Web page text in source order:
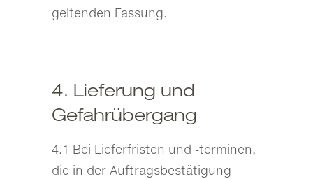
geltenden Fassung.
4. Lieferung und
Gefahrübergang
4.1 Bei Lieferfristen und -terminen,
die in der Auftragsbestätigung